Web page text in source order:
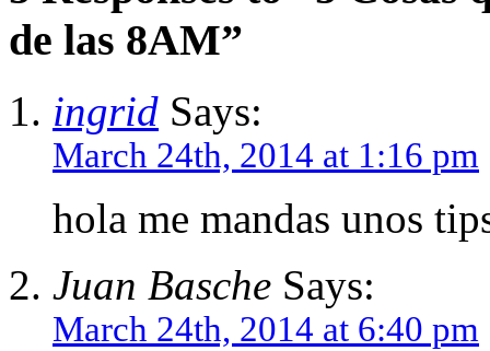
de las 8AM”
ingrid Says:
March 24th, 2014 at 1:16 pm
hola me mandas unos
Juan Basche Says:
March 24th, 2014 at 6:40 pm